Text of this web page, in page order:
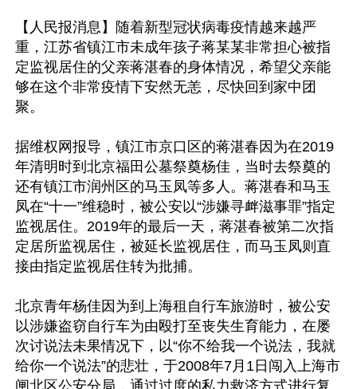
【人民报消息】随着新型冠状病毒疫情越来越严
重，江苏省镇江市未成年孩子蒋某某非常担心被指
定监视居住的父亲蒋湛春的身体情况，希望父亲能
够在这个非常疫情下安然无恙，尽快回到家中团
聚。
据维权网报导，镇江市京口区的蒋湛春因为在2019
年清明时到北京福田公墓祭奠杨佳，当时去祭奠的
还有镇江市润州区的马玉凤等多人。蒋湛春和马玉
凤在“十一”维稳时，被公安以“涉嫌寻衅滋事罪”指定
监视居住。2019年的最后一天，蒋湛春被第二次指
定居所监视居住，被延长监视居住，而马玉凤则直
接由指定监视居住转为批捕。
北京青年杨佳因为到上海租自行车旅游时，被公安
以涉嫌盗窃自行车为由殴打至丧失生育能力，在屡
次讨说法未果情况下，以“你不给我一个说法，我就
给你一个说法”的悲壮，于2008年7月1日闯入上海市
闸北区公安分局，通过过度的私力救济方式进行复